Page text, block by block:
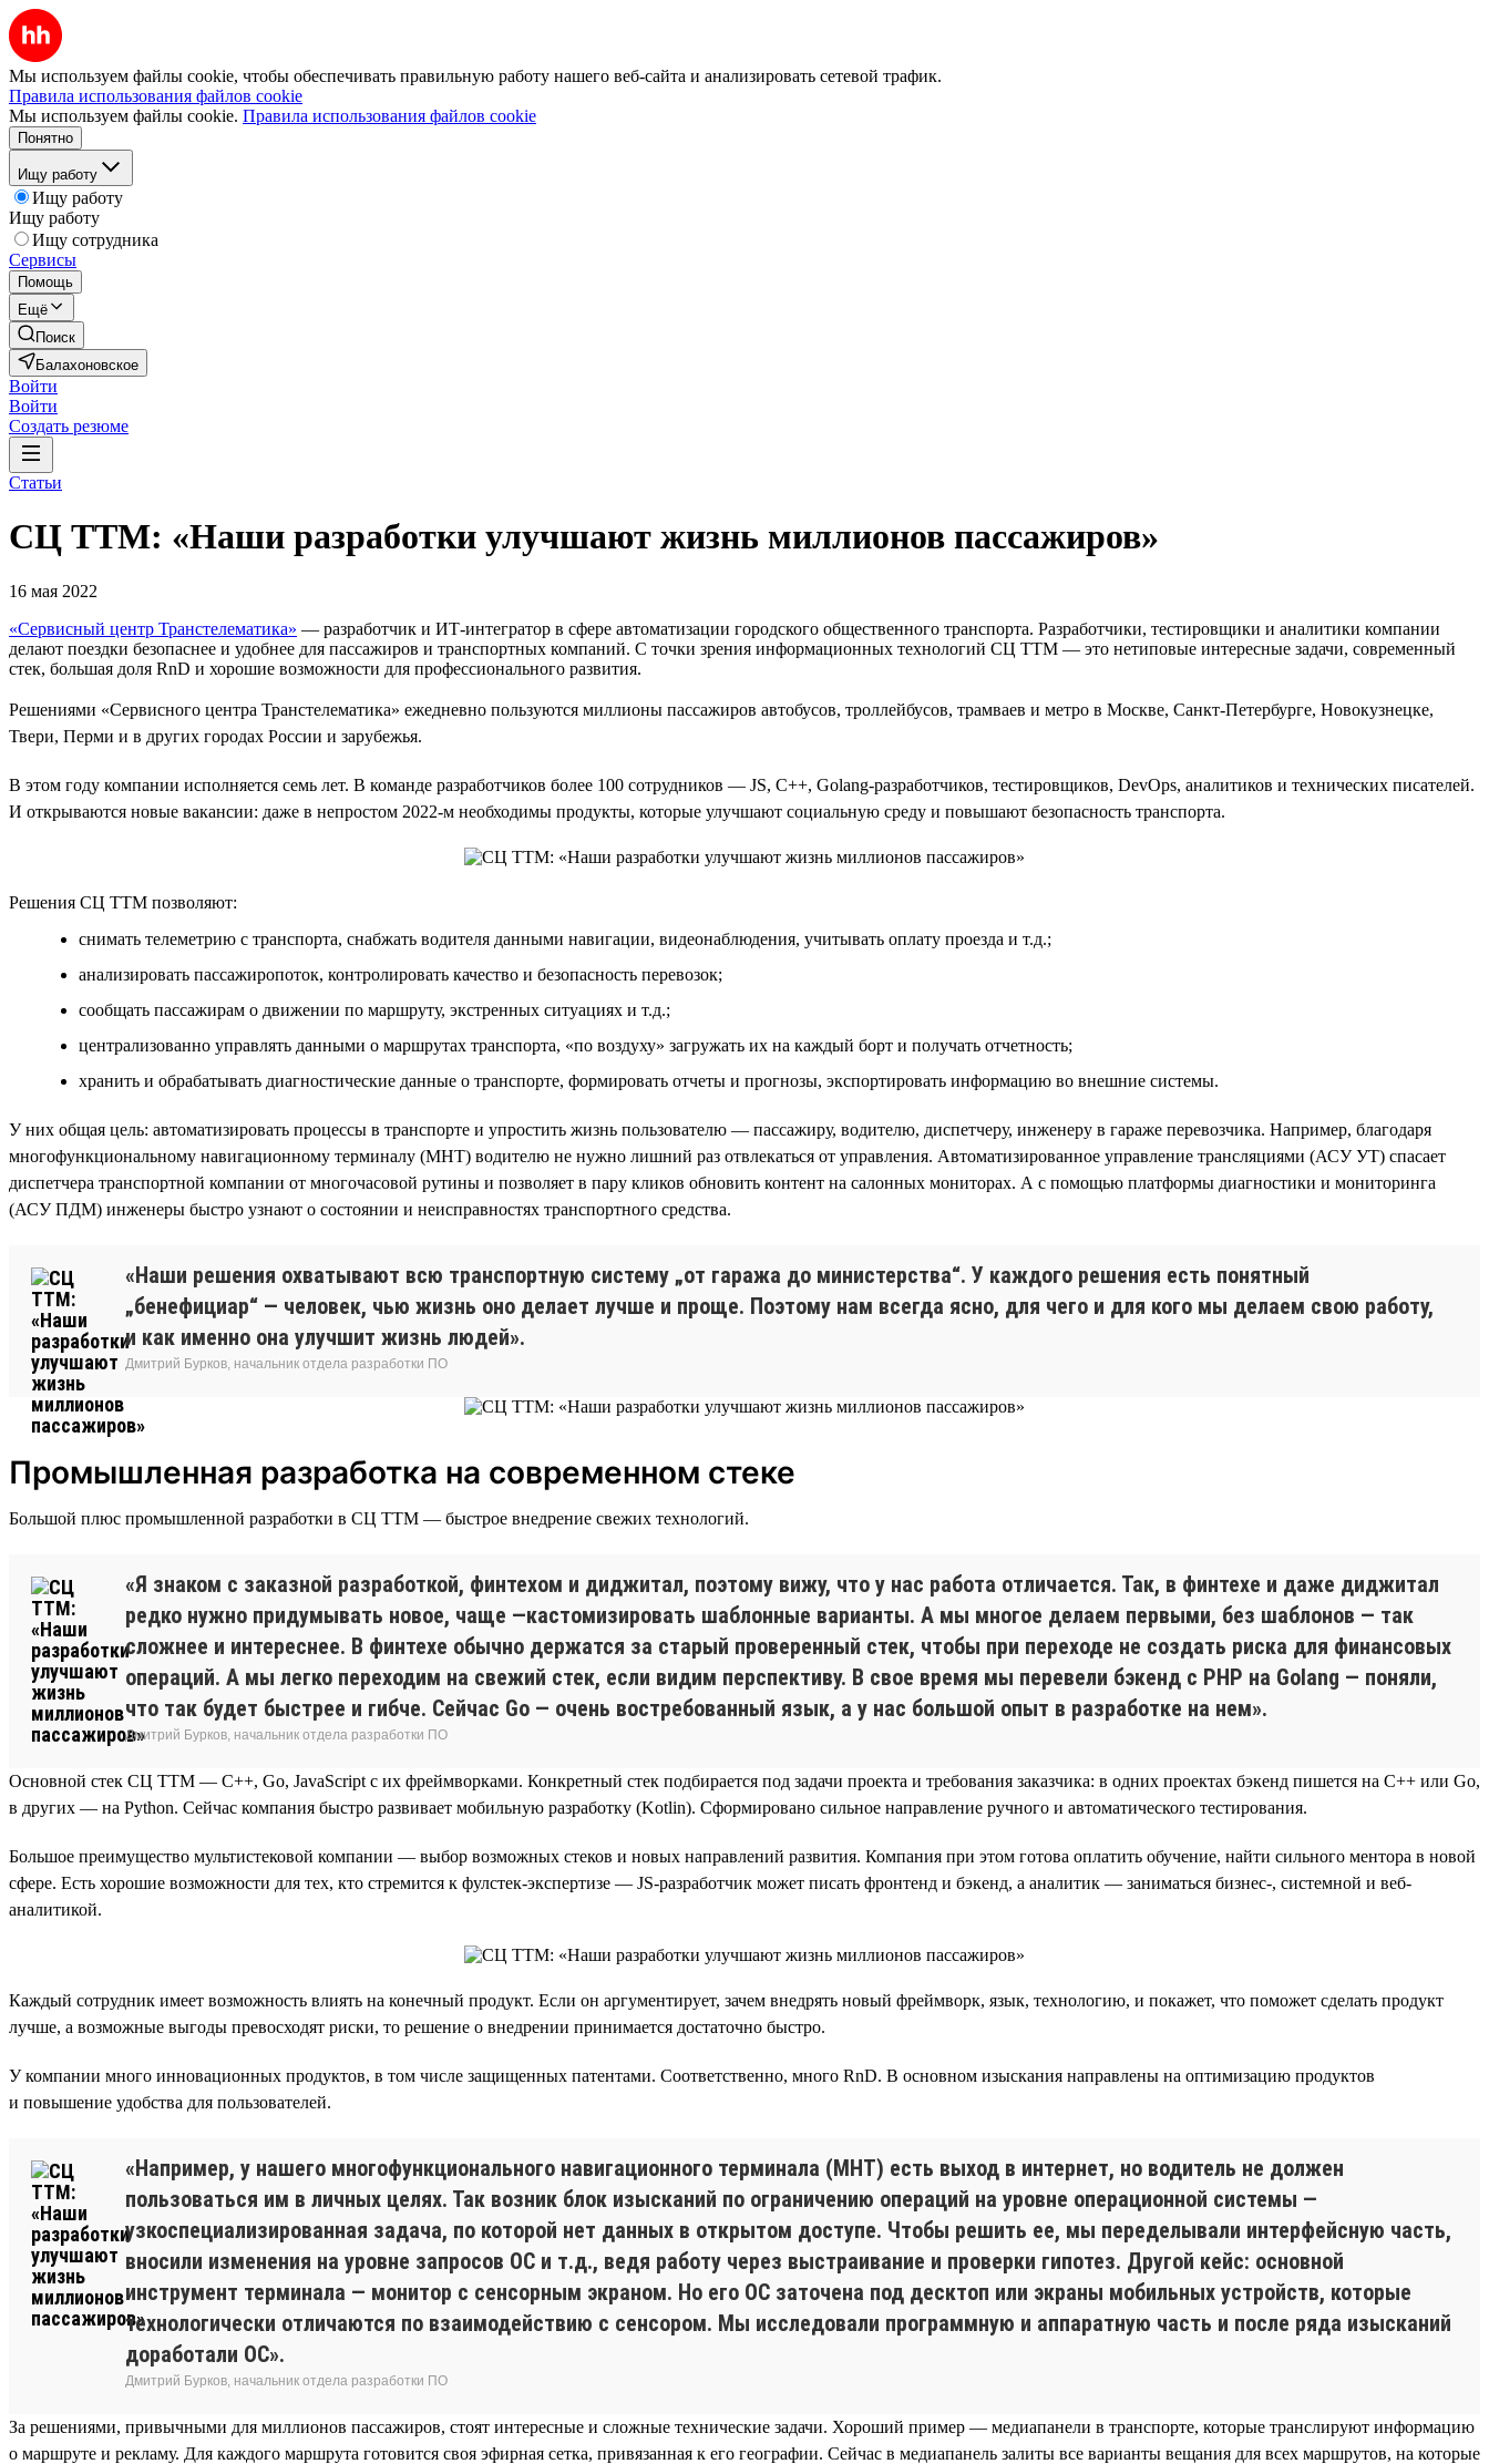
Мы используем файлы cookie, чтобы обеспечивать правильную работу нашего веб-сайта и анализировать сетевой трафик.
Правила использования файлов cookie
Мы используем файлы cookie. Правила использования файлов cookie
Понятно
Ищу работу
Ищу работу
Ищу работу
Ищу сотрудника
Сервисы
Помощь
Ещё
Поиск
Балахоновское
Войти
Войти
Создать резюме
Статьи
СЦ ТТМ: «Наши разработки улучшают жизнь миллионов пассажиров»
16 мая 2022
«Сервисный центр Транстелематика» — разработчик и ИТ-интегратор в сфере автоматизации городского общественного транспорта. Разработчики, тестировщики и аналитики компании
делают поездки безопаснее и удобнее для пассажиров и транспортных компаний. С точки зрения информационных технологий СЦ ТТМ — это нетиповые интересные задачи, современный
стек, большая доля RnD и хорошие возможности для профессионального развития.
Решениями «Сервисного центра Транстелематика» ежедневно пользуются миллионы пассажиров автобусов, троллейбусов, трамваев и метро в Москве, Санкт-Петербурге, Новокузнецке,
Твери, Перми и в других городах России и зарубежья.
В этом году компании исполняется семь лет. В команде разработчиков более 100 сотрудников — JS, C++, Golang-разработчиков, тестировщиков, DevOps, аналитиков и технических писателей.
И открываются новые вакансии: даже в непростом 2022-м необходимы продукты, которые улучшают социальную среду и повышают безопасность транспорта.
Решения СЦ ТТМ позволяют:
снимать телеметрию с транспорта, снабжать водителя данными навигации, видеонаблюдения, учитывать оплату проезда и т.д.;
анализировать пассажиропоток, контролировать качество и безопасность перевозок;
сообщать пассажирам о движении по маршруту, экстренных ситуациях и т.д.;
централизованно управлять данными о маршрутах транспорта, «по воздуху» загружать их на каждый борт и получать отчетность;
хранить и обрабатывать диагностические данные о транспорте, формировать отчеты и прогнозы, экспортировать информацию во внешние системы.
У них общая цель: автоматизировать процессы в транспорте и упростить жизнь пользователю — пассажиру, водителю, диспетчеру, инженеру в гараже перевозчика. Например, благодаря
многофункциональному навигационному терминалу (МНТ) водителю не нужно лишний раз отвлекаться от управления. Автоматизированное управление трансляциями (АСУ УТ) спасает
диспетчера транспортной компании от многочасовой рутины и позволяет в пару кликов обновить контент на салонных мониторах. А с помощью платформы диагностики и мониторинга
(АСУ ПДМ) инженеры быстро узнают о состоянии и неисправностях транспортного средства.
«Наши решения охватывают всю транспортную систему „от гаража до министерства“. У каждого решения есть понятный
„бенефициар“ — человек, чью жизнь оно делает лучше и проще. Поэтому нам всегда ясно, для чего и для кого мы делаем свою работу,
и как именно она улучшит жизнь людей».
Дмитрий Бурков, начальник отдела разработки ПО
Промышленная разработка на современном стеке
Большой плюс промышленной разработки в СЦ ТТМ — быстрое внедрение свежих технологий.
«Я знаком с заказной разработкой, финтехом и диджитал, поэтому вижу, что у нас работа отличается. Так, в финтехе и даже диджитал
редко нужно придумывать новое, чаще —кастомизировать шаблонные варианты. А мы многое делаем первыми, без шаблонов — так
сложнее и интереснее. В финтехе обычно держатся за старый проверенный стек, чтобы при переходе не создать риска для финансовых
операций. А мы легко переходим на свежий стек, если видим перспективу. В свое время мы перевели бэкенд с PHP на Golang — поняли,
что так будет быстрее и гибче. Сейчас Go — очень востребованный язык, а у нас большой опыт в разработке на нем».
Дмитрий Бурков, начальник отдела разработки ПО
Основной стек СЦ ТТМ — C++, Go, JavaScript с их фреймворками. Конкретный стек подбирается под задачи проекта и требования заказчика: в одних проектах бэкенд пишется на C++ или Go,
в других — на Python. Сейчас компания быстро развивает мобильную разработку (Kotlin). Сформировано сильное направление ручного и автоматического тестирования.
Большое преимущество мультистековой компании — выбор возможных стеков и новых направлений развития. Компания при этом готова оплатить обучение, найти сильного ментора в новой
сфере. Есть хорошие возможности для тех, кто стремится к фулстек-экспертизе — JS-разработчик может писать фронтенд и бэкенд, а аналитик — заниматься бизнес-, системной и веб-
аналитикой.
Каждый сотрудник имеет возможность влиять на конечный продукт. Если он аргументирует, зачем внедрять новый фреймворк, язык, технологию, и покажет, что поможет сделать продукт
лучше, а возможные выгоды превосходят риски, то решение о внедрении принимается достаточно быстро.
У компании много инновационных продуктов, в том числе защищенных патентами. Соответственно, много RnD. В основном изыскания направлены на оптимизацию продуктов
и повышение удобства для пользователей.
«Например, у нашего многофункционального навигационного терминала (МНТ) есть выход в интернет, но водитель не должен
пользоваться им в личных целях. Так возник блок изысканий по ограничению операций на уровне операционной системы —
узкоспециализированная задача, по которой нет данных в открытом доступе. Чтобы решить ее, мы переделывали интерфейсную часть,
вносили изменения на уровне запросов ОС и т.д., ведя работу через выстраивание и проверки гипотез. Другой кейс: основной
инструмент терминала — монитор с сенсорным экраном. Но его ОС заточена под десктоп или экраны мобильных устройств, которые
технологически отличаются по взаимодействию с сенсором. Мы исследовали программную и аппаратную часть и после ряда изысканий
доработали ОС».
Дмитрий Бурков, начальник отдела разработки ПО
За решениями, привычными для миллионов пассажиров, стоят интересные и сложные технические задачи. Хороший пример — медиапанели в транспорте, которые транслируют информацию
о маршруте и рекламу. Для каждого маршрута готовится своя эфирная сетка, привязанная к его географии. Сейчас в медиапанель залиты все варианты вещания для всех маршрутов, на которые